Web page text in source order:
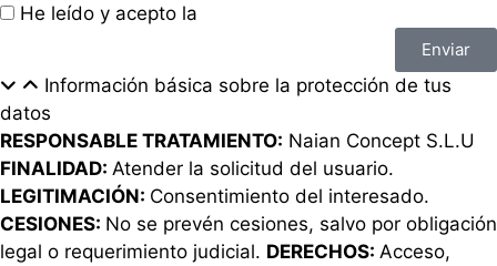
He leído y acepto la
Enviar
Información básica sobre la protección de tus
datos
RESPONSABLE TRATAMIENTO: Naian Concept S.L.U
FINALIDAD: Atender la solicitud del usuario.
LEGITIMACIÓN: Consentimiento del interesado.
CESIONES: No se prevén cesiones, salvo por obligación
legal o requerimiento judicial. DERECHOS: Acceso,